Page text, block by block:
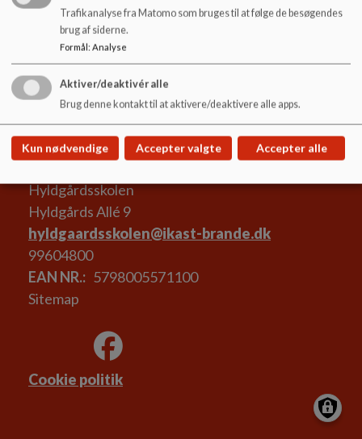
Referat 1. september 2025
Referat 12. juni 2025
Hyldgårdsskolen
Hyldgårds Allé 9
hyldgaardsskolen@ikast-brande.dk
99604800
EAN NR.
5798005571100
Sitemap
Cookie politik
Trafikanalyse fra Matomo som bruges til at følge de besøgendes
brug af siderne.
Formål: Analyse
Aktiver/deaktivér alle
Brug denne kontakt til at aktivere/deaktivere alle apps.
Kun nødvendige Accepter valgte Accepter alle